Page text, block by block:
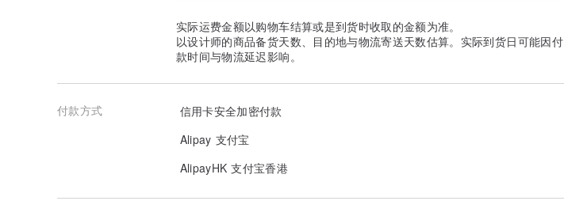
实际运费金额以购物车结算或是到货时收取的金额为准。
以设计师的商品备货天数、目的地与物流寄送天数估算。实际到货日可能因付
款时间与物流延迟影响。
付款方式
信用卡安全加密付款
Alipay 支付宝
AlipayHK 支付宝香港